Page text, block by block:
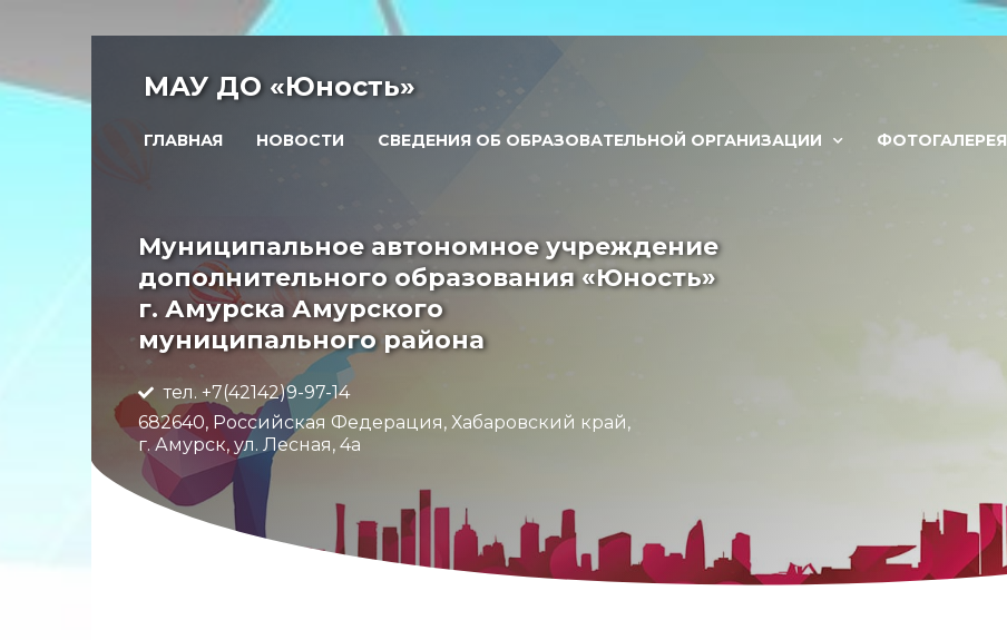
МАУ ДО «Юность»
ГЛАВНАЯ НОВОСТИ СВЕДЕНИЯ ОБ ОБРАЗОВАТЕЛЬНОЙ ОРГАНИЗАЦИИ ФОТОГАЛЕРЕЯ
Муниципальное автономное учреждение
дополнительного образования «Юность»
г. Амурска Амурского
муниципального района
тел. +7(42142)9-97-14
682640, Российская Федерация, Хабаровский край,
г. Амурск, ул. Лесная, 4а